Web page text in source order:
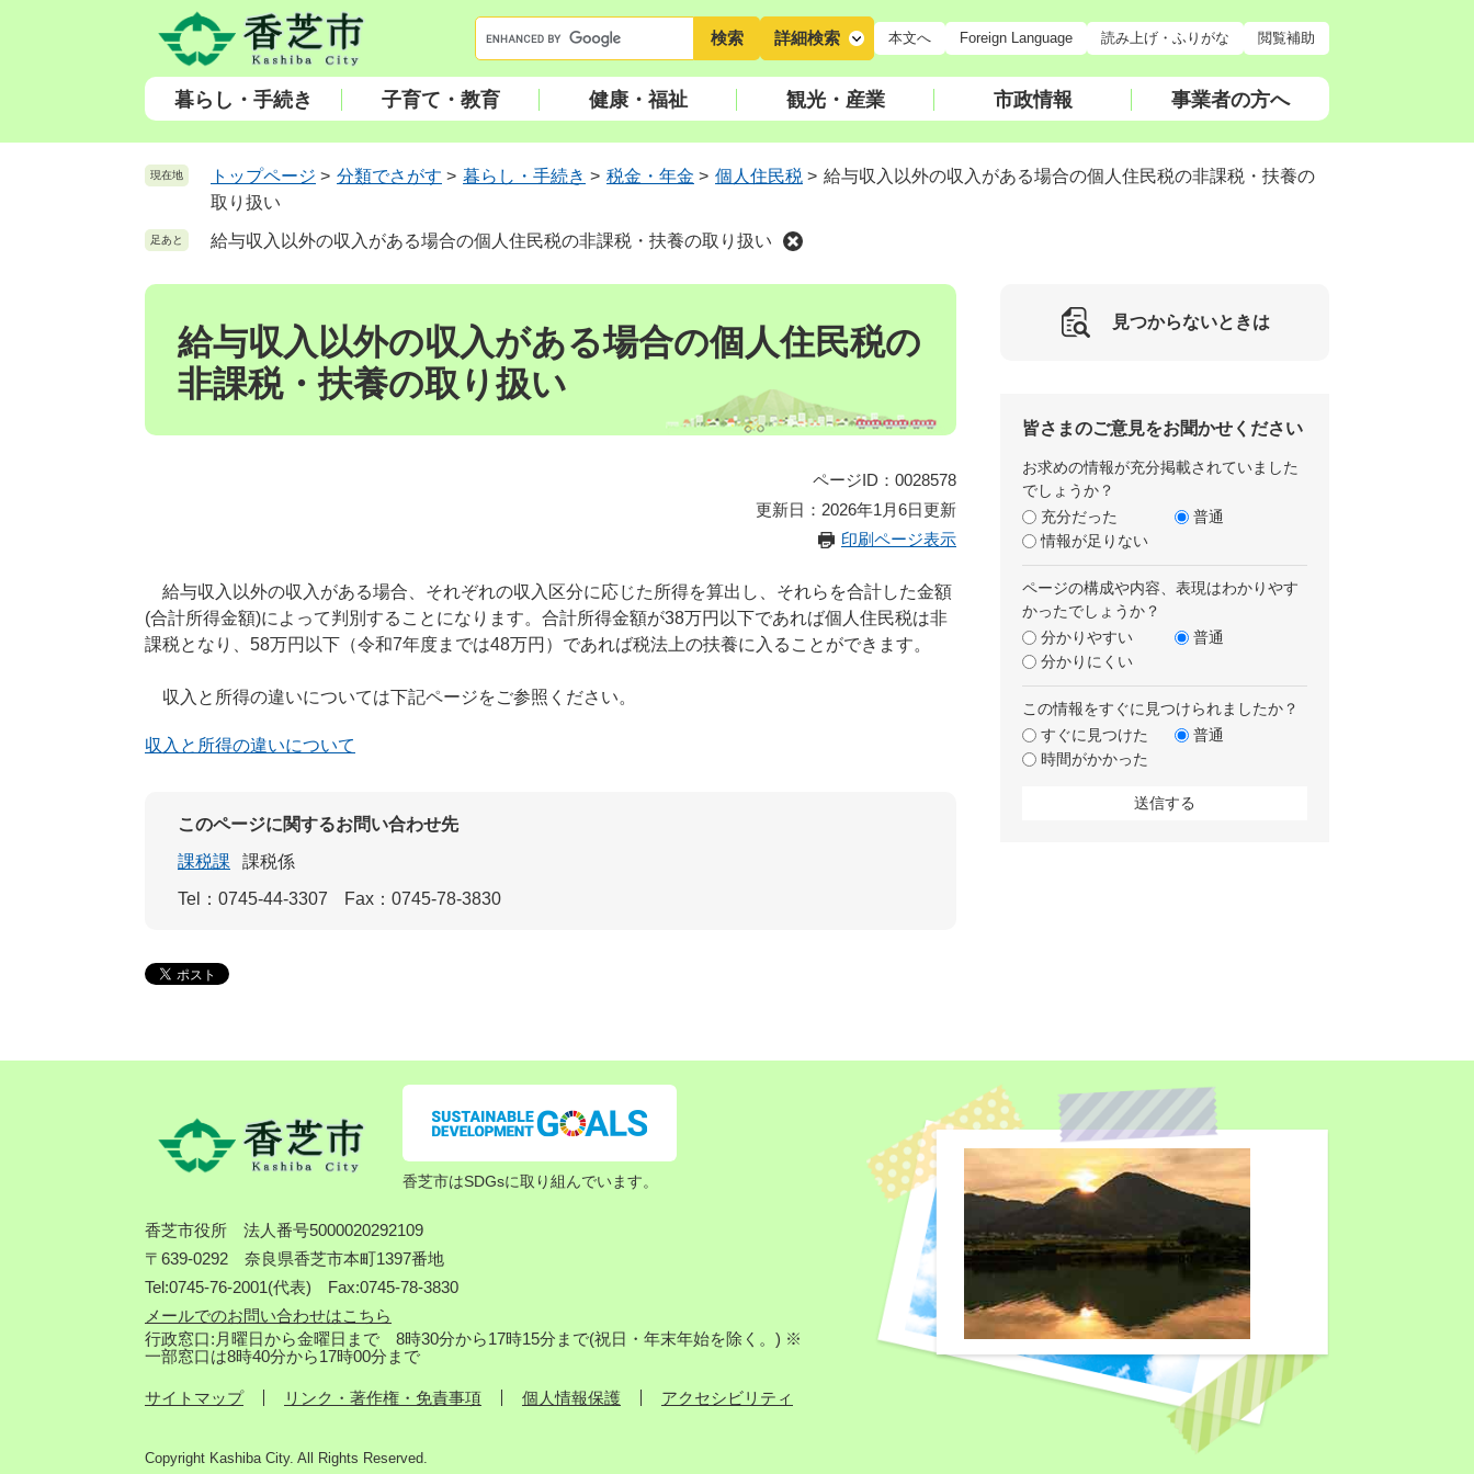
頭
飛
ー
ワ
ー
索
詳細検索 本文へ Foreign Language 読み上げ・ふりがな 閲覧補助
暮らし・手続き 子育て・教育 健康・福祉 観光・産業 市政情報 事業者の方へ
現在地 トップページ > 分類でさがす > 暮らし・手続き > 税金・年金 > 個人住民税 > 給与収入以外の収入がある場合の個人住民税の非課税・扶養の
取り扱い
足あと 給与収入以外の収入がある場合の個人住民税の非課税・扶養の取り扱い
本
給与収入以外の収入がある場合の個人住民税の
非課税・扶養の取り扱い
ページID：0028578
更新日：2026年1月6日更新
印刷ページ表示
給与収入以外の収入がある場合、それぞれの収入区分に応じた所得を算出し、それらを合計した金額
(合計所得金額)によって判別することになります。合計所得金額が38万円以下であれば個人住民税は非
課税となり、58万円以下（令和7年度までは48万円）であれば税法上の扶養に入ることができます。
収入と所得の違いについては下記ページをご参照ください。
収入と所得の違いについて
このページに関するお問い合わせ先
課税課
課税係
Tel：0745-44-3307
Fax：0745-78-3830
見つからないときは
皆さまのご意見をお聞かせください
お求めの情報が充分掲載されていました
でしょうか？
充分だった
普通
情報が足りない
ページの構成や内容、表現はわかりやす
かったでしょうか？
分かりやすい
普通
分かりにくい
この情報をすぐに見つけられましたか？
すぐに見つけた
普通
時間がかかった
香芝市はSDGsに取り組んでいます。
香芝市役所
法人番号5000020292109
〒639-0292 奈良県香芝市本町1397番地
Tel:0745-76-2001(代表) Fax:0745-78-3830
メールでのお問い合わせはこちら
行政窓口:月曜日から金曜日まで 8時30分から17時15分まで(祝日・年末年始を除く。) ※
一部窓口は8時40分から17時00分まで
サイトマップ リンク・著作権・免責事項 個人情報保護 アクセシビリティ
Copyright Kashiba City. All Rights Reserved.